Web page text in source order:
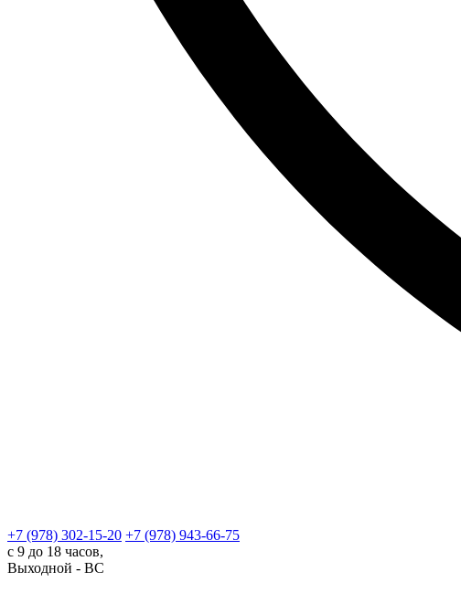
+7 (978) 302-15-20 +7 (978) 943-66-75
с 9 до 18 часов,
Выходной - ВС